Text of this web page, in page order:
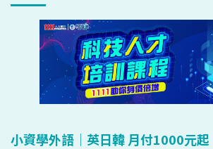
小資學外語｜英日韓 月付1000元起